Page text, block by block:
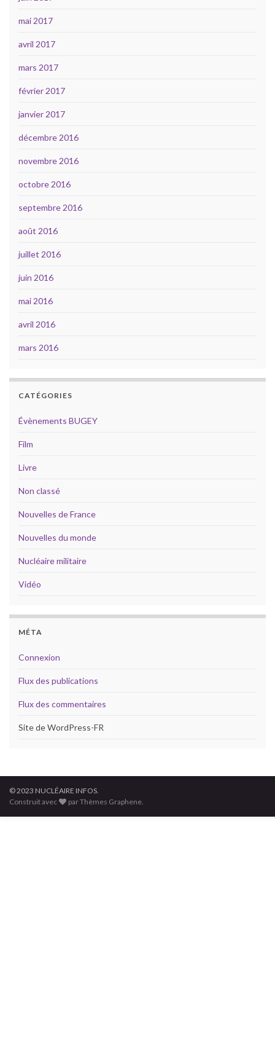
mai 2017
avril 2017
mars 2017
février 2017
janvier 2017
décembre 2016
novembre 2016
octobre 2016
septembre 2016
août 2016
juillet 2016
juin 2016
mai 2016
avril 2016
mars 2016
CATÉGORIES
Évènements BUGEY
Film
Livre
Non classé
Nouvelles de France
Nouvelles du monde
Nucléaire militaire
Vidéo
MÉTA
Connexion
Flux des publications
Flux des commentaires
Site de WordPress-FR
© 2023 NUCLÉAIRE INFOS.
Construit avec
par Thèmes Graphene.